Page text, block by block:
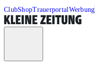
ClubShopTrauerportalWerbung